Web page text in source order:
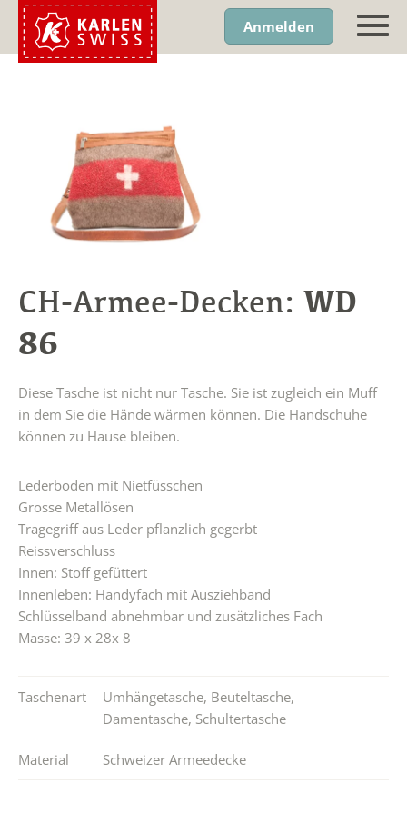
Anmelden
CH-Armee-Decken: WD
86
Diese Tasche ist nicht nur Tasche. Sie ist zugleich ein Muff
in dem Sie die Hände wärmen können. Die Handschuhe
können zu Hause bleiben.
Lederboden mit Nietfüsschen
Grosse Metallösen
Tragegriff aus Leder pflanzlich gegerbt
Reissverschluss
Innen: Stoff gefüttert
Innenleben: Handyfach mit Ausziehband
Schlüsselband abnehmbar und zusätzliches Fach
Masse: 39 x 28x 8
Taschenart Umhängetasche, Beuteltasche,
Damentasche, Schultertasche
Material Schweizer Armeedecke